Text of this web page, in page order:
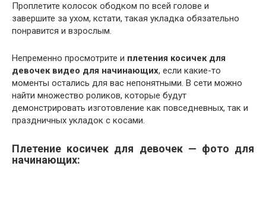
Проплетите колосок ободком по всей голове и
завершите за ухом, кстати, такая укладка обязательно
понравится и взрослым.
Непременно просмотрите и плетения косичек для
девочек видео для начинающих, если какие-то
моменты остались для вас непонятными. В сети можно
найти множество роликов, которые будут
демонстрировать изготовление как повседневных, так и
праздничных укладок с косами.
Плетение косичек для девочек — фото для
начинающих: